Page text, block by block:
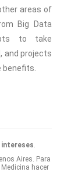
areas of
Big Data
to take
and projects
benefits.
.
Aires. Para
hacer